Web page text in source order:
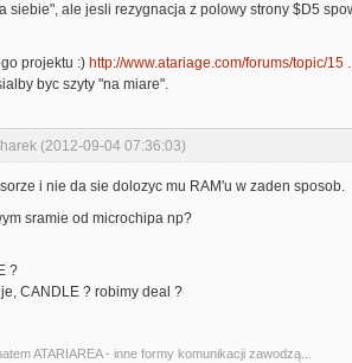
siebie", ale jesli rezygnacja z polowy strony $D5
projektu :) http://www.atariage.com/forums/topic/15
byc szyty "na miare".
(2012-09-04 07:36:03)
i nie da sie dolozyc mu RAM'u w zaden sposob.
sramie od microchipa np?
?
CANDLE ? robimy deal ?
ATARIAREA - inne formy komunikacji zawodzą...